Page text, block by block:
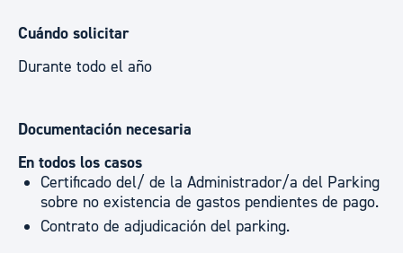
Cuándo solicitar
Durante todo el año
Documentación necesaria
En todos los casos
Certificado del/ de la Administrador/a del Parking
sobre no existencia de gastos pendientes de pago.
Contrato de adjudicación del parking.